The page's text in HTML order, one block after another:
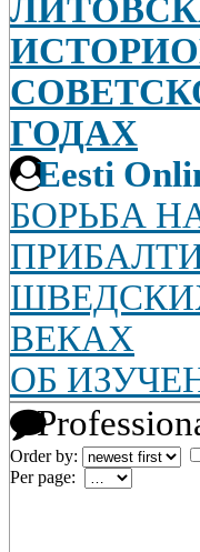
ГОДАХ
Eesti
БОРЬБА
ВЕКАХ
ОБ
Order by:
Per page: